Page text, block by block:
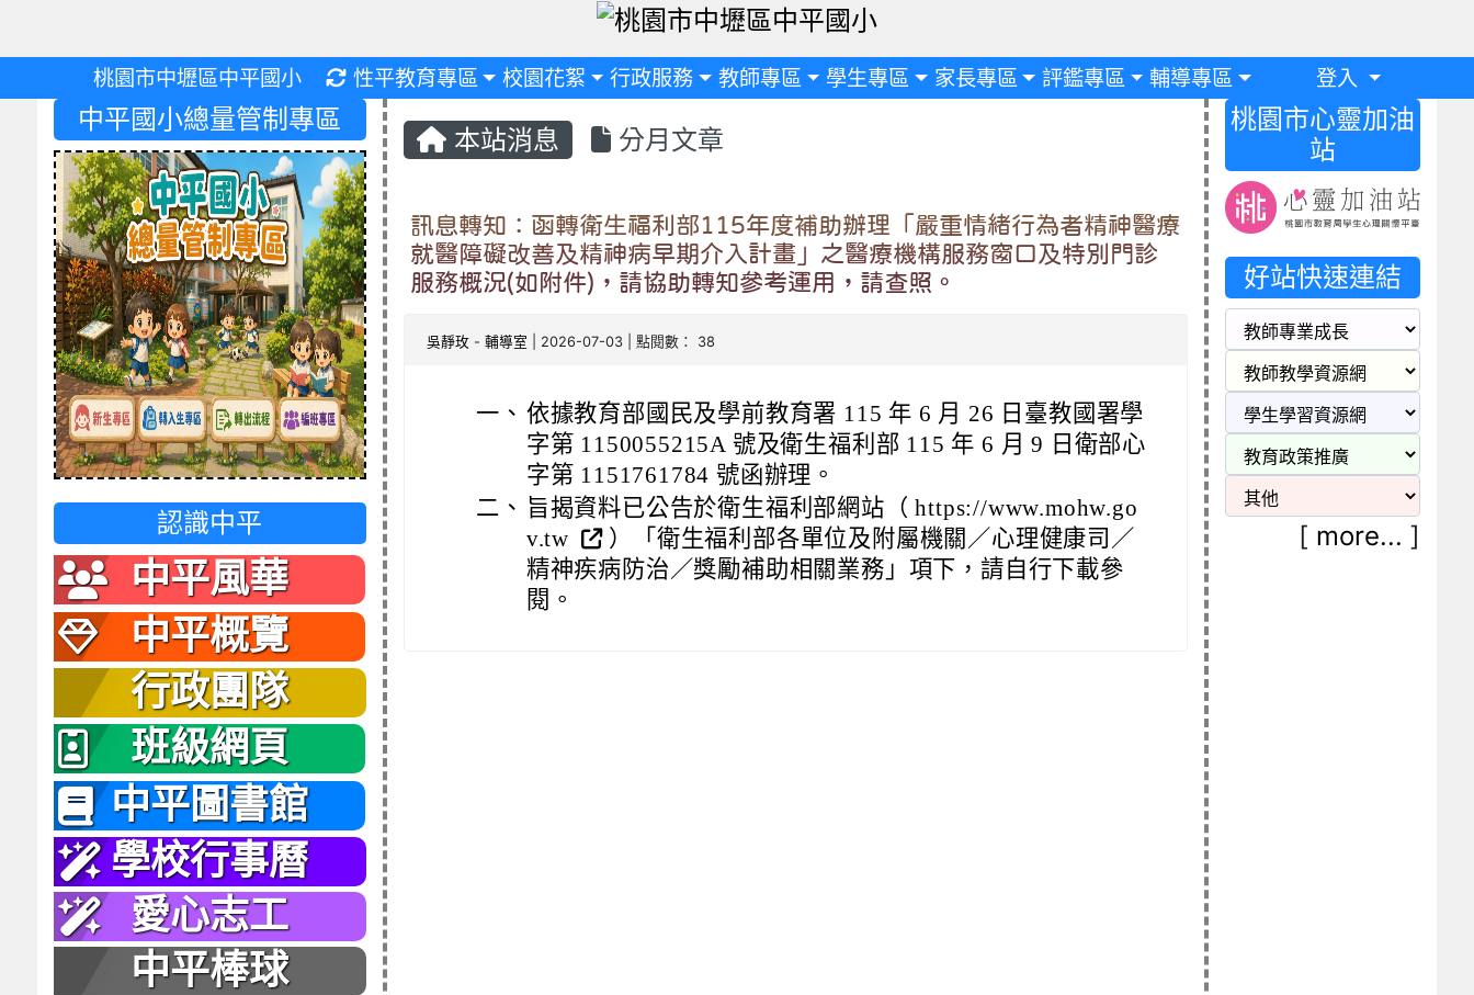
桃園市中壢區中平國小 重新取得佈景設定
性平教育專區 校園花絮 行政服務 教師專區 學生專區 家長專區 評鑑專區 輔導專區 登入
本站消息 分月文章
訊息轉知：函轉衛生福利部115年度補助辦理「嚴重情緒行為者精神醫療
就醫障礙改善及精神病早期介入計畫」之醫療機構服務窗口及特別門診
服務概況(如附件)，請協助轉知參考運用，請查照。
吳靜玫- 輔導室 | 2026-07-03 | 點閱數： 38
一、 依據教育部國民及學前教育署 115 年 6 月 26 日臺教國署學
字第 1150055215A 號及衛生福利部 115 年 6 月 9 日衛部心
字第 1151761784 號函辦理。
二、 旨揭資料已公告於衛生福利部網站（ https://www.mohw.go
v.tw
）「衛生福利部各單位及附屬機關／心理健康司／
精神疾病防治／獎勵補助相關業務」項下，請自行下載參
閱。
中平國小總量管制專區
認識中平
中平風華
中平概覽
行政團隊
班級網頁
中平圖書館
學校行事曆
愛心志工
中平棒球
桃園市心靈加油
站
好站快速連結
[ more... ]